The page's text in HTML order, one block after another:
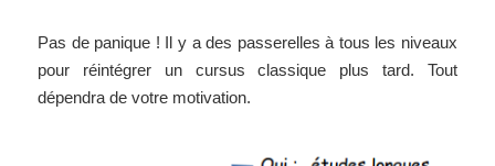
Pas de panique ! Il y a des passerelles à tous les niveaux
pour réintégrer un cursus classique plus tard. Tout
dépendra de votre motivation.